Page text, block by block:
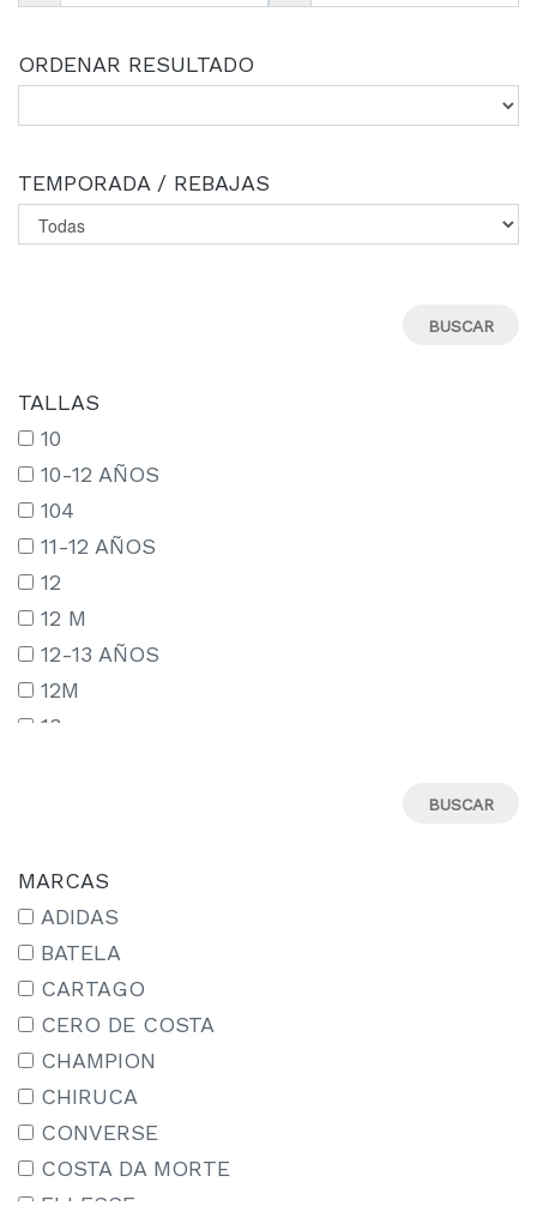
ORDENAR RESULTADO
TEMPORADA / REBAJAS
TALLAS
10
10-12 AÑOS
104
11-12 AÑOS
12
12 M
12-13 AÑOS
12M
13
14-15 AÑOS
15-16 AÑOS
15/18
16
17
18
18M
19
19-20
19.5
MARCAS
ADIDAS
BATELA
CARTAGO
CERO DE COSTA
CHAMPION
CHIRUCA
CONVERSE
COSTA DA MORTE
ELLESSE